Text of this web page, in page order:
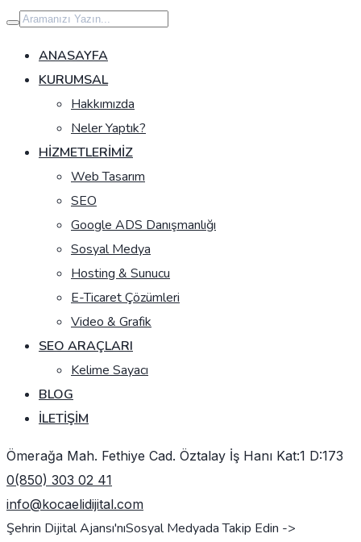
İçeriğe
geç
ANASAYFA
KURUMSAL
Hakkımızda
Neler Yaptık?
HIZMETLERIMIZ
Web Tasarım
SEO
Google ADS Danışmanlığı
Sosyal Medya
Hosting & Sunucu
E-Ticaret Çözümleri
Video & Grafik
SEO ARAÇLARI
Kelime Sayacı
BLOG
İLETIŞIM
Ömerağa Mah. Fethiye Cad. Öztalay İş Hanı Kat:1 D:173
0(850) 303 02 41
info@kocaelidijital.com
Şehrin Dijital Ajansı'nıSosyal Medyada Takip Edin ->